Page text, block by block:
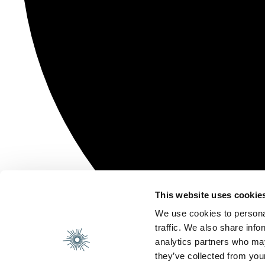
This website uses
We use cookies to
traffic. We also share
analytics partners who
they’ve collected from